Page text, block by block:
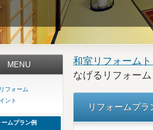
MENU
フォーム
ント
ームプラン例
和室リフォーム
なげるリフォーム
リフォームプ